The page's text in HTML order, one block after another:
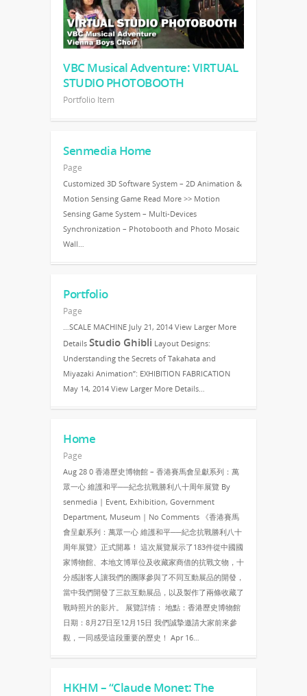
VBC Musical Adventure: VIRTUAL
STUDIO PHOTOBOOTH
Portfolio Item
Senmedia Home
Page
Customized 3D Software System – 2D Animation &
Motion Sensing Game Read More >> Motion
Sensing Game System – Multi-Devices
Synchronization – Photobooth and Photo Mosaic
Wall…
Portfolio
Page
…SCALE MACHINE July 21, 2014 View Larger More
Details Studio Ghibli Layout Designs:
Understanding the Secrets of Takahata and
Miyazaki Animation”: EXHIBITION FABRICATION
May 14, 2014 View Larger More Details…
Home
Page
Aug 28 0 香港歷史博物館 – 香港賽馬會呈獻系列：萬
眾一心 維護和平──紀念抗戰勝利八十周年展覽 By
senmedia | Event, Exhibition, Government
Department, Museum | No Comments 《香港賽馬
會呈獻系列：萬眾一心 維護和平──紀念抗戰勝利八十
周年展覽》正式開幕！ 這次展覽展示了183件從中國國
家博物館、本地文博單位及收藏家商借的抗戰文物，十
分感謝客人讓我們的團隊參與了不同互動展品的開發，
當中我們開發了三款互動展品，以及製作了兩條收藏了
戰時照片的影片。 展覽詳情： 地點：香港歷史博物館
日期：8月27日至12月15日 我們誠摯邀請大家前來參
觀，一同感受這段重要的歷史！ Apr 16…
HKHM – “Claude Monet: The